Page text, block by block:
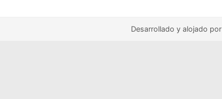
Desarrollado y alojado por